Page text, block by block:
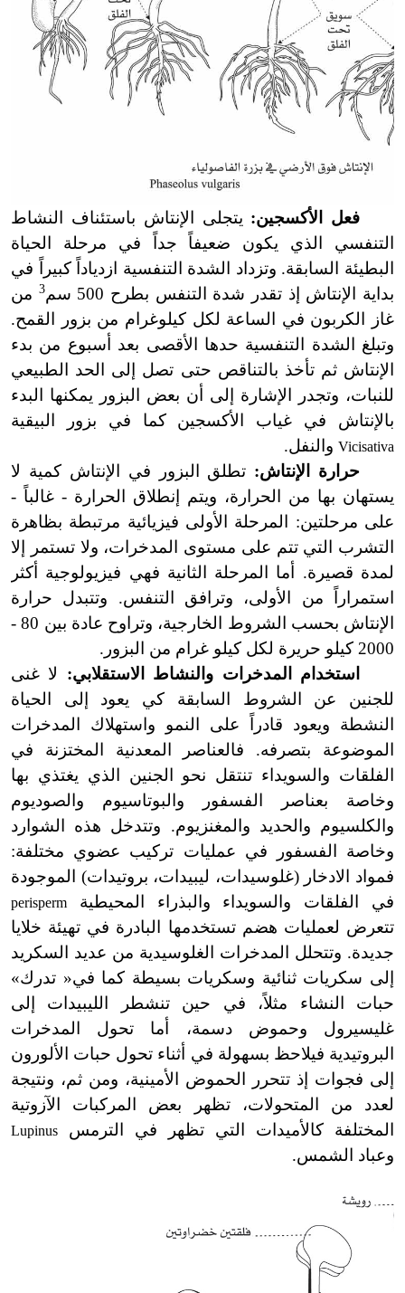
فعل الأكسجين: يتجلى الإنتاش باستئناف النشاط
التنفسي الذي يكون ضعيفاً جداً في مرحلة الحياة
البطيئة السابقة. وتزداد الشدة التنفسية ازدياداً كبيراً في
بداية الإنتاش إذ تقدر شدة التنفس بطرح 500 سم
3 من
غاز الكربون في الساعة لكل كيلوغرام من بزور القمح.
وتبلغ الشدة التنفسية حدها الأقصى بعد أسبوع من بدء
الإنتاش ثم تأخذ بالتناقص حتى تصل إلى الحد الطبيعي
للنبات، وتجدر الإشارة إلى أن بعض البزور يمكنها البدء
بالإنتاش في غياب الأكسجين كما في بزور البيقية
Vicisativa والنفل.
حرارة الإنتاش: تطلق البزور في الإنتاش كمية لا
يستهان بها من الحرارة، ويتم إنطلاق الحرارة - غالباً -
على مرحلتين: المرحلة الأولى فيزيائية مرتبطة بظاهرة
التشرب التي تتم على مستوى المدخرات، ولا تستمر إلا
لمدة قصيرة. أما المرحلة الثانية فهي فيزيولوجية أكثر
استمراراً من الأولى، وترافق التنفس. وتتبدل حرارة
الإنتاش بحسب الشروط الخارجية، وتراوح عادة بين 80 -
2000 كيلو حريرة لكل كيلو غرام من البزور.
استخدام المدخرات والنشاط الاستقلابي: لا غنى
للجنين عن الشروط السابقة كي يعود إلى الحياة
النشطة ويعود قادراً على النمو واستهلاك المدخرات
الموضوعة بتصرفه. فالعناصر المعدنية المختزنة في
الفلقات والسويداء تنتقل نحو الجنين الذي يغتذي بها
وخاصة بعناصر الفسفور والبوتاسيوم والصوديوم
والكلسيوم والحديد والمغنزيوم. وتتدخل هذه الشوارد
وخاصة الفسفور في عمليات تركيب عضوي مختلفة:
فمواد الادخار (غلوسيدات، ليبيدات، بروتيدات) الموجودة
في الفلقات والسويداء والبذراء المحيطية
perisperm
تتعرض لعمليات هضم تستخدمها البادرة في تهيئة خلايا
جديدة. وتتحلل المدخرات الغلوسيدية من عديد السكريد
إلى سكريات ثنائية وسكريات بسيطة كما في« تدرك»
حبات النشاء مثلاً، في حين تنشطر الليبيدات إلى
غليسيرول وحموض دسمة، أما تحول المدخرات
البروتيدية فيلاحظ بسهولة في أثناء تحول حبات الألورون
إلى فجوات إذ تتحرر الحموض الأمينية، ومن ثم، ونتيجة
لعدد من المتحولات، تظهر بعض المركبات الآزوتية
المختلفة كالأميدات التي تظهر في الترمس
Lupinus
وعباد الشمس.